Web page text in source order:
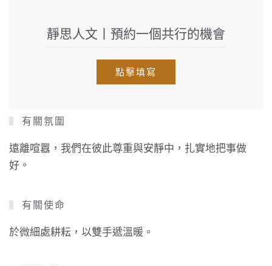
靜思人文丨預約一個共行的機會
點擊填寫
有關氛圍
遠離喧囂，我們在彼此尊重與安靜中，扎實地把事做
好。
有關使命
於微細處耕耘，以雙手遞溫暖。